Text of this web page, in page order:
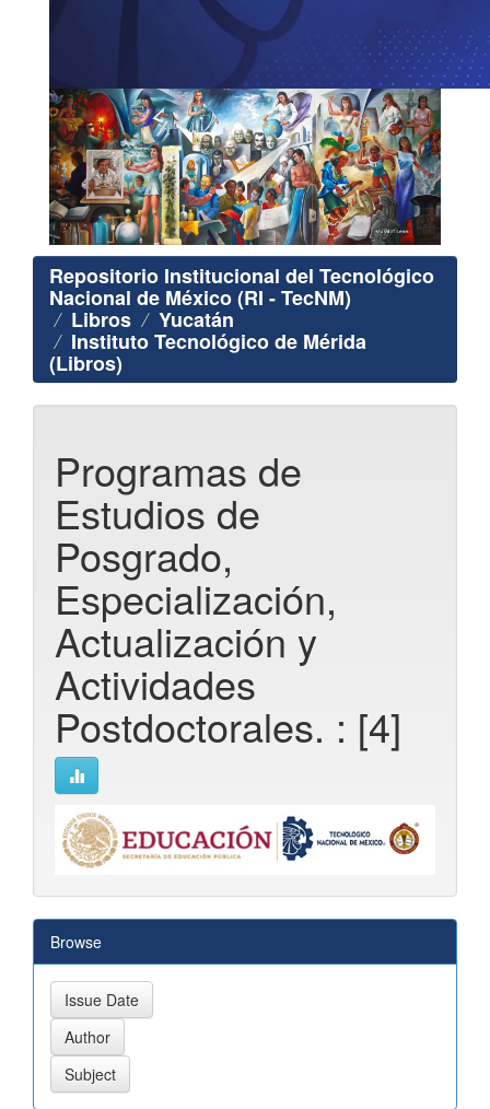
Repositorio Institucional del Tecnológico
Nacional de México (RI - TecNM)
Libros Yucatán
Instituto Tecnológico de Mérida
(Libros)
Programas de
Estudios de
Posgrado,
Especialización,
Actualización y
Actividades
Postdoctorales. : [4]
Browse